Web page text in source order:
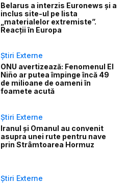
Belarus a interzis Euronews și a
inclus site-ul pe lista
„materialelor extremiste”.
Reacții în Europa
Știri Externe
ONU avertizează: Fenomenul El
Niño ar putea împinge încă 49
de milioane de oameni în
foamete acută
Știri Externe
Iranul și Omanul au convenit
asupra unei rute pentru nave
prin Strâmtoarea Hormuz
Știri Externe